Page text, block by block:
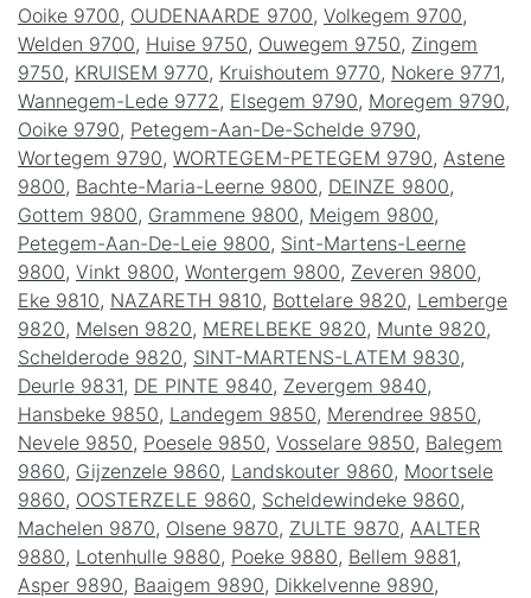
Ooike 9700, OUDENAARDE 9700, Volkegem 9700,
Welden 9700, Huise 9750, Ouwegem 9750, Zingem
9750, KRUISEM 9770, Kruishoutem 9770, Nokere 9771,
Wannegem-Lede 9772 , Elsegem 9790, Moregem 9790,
Ooike 9790, Petegem-Aan-De-Schelde 9790,
Wortegem 9790, WORTEGEM-PETEGEM 9790, Astene
9800, Bachte-Maria-Leerne 9800, DEINZE 9800,
Gottem 9800, Grammene 9800, Meigem 9800,
Petegem-Aan-De-Leie 9800, Sint-Martens-Leerne
9800, Vinkt 9800, Wontergem 9800, Zeveren 9800,
Eke 9810, NAZARETH 9810, Bottelare 9820, Lemberge
9820, Melsen 9820, MERELBEKE 9820, Munte 9820,
Schelderode 9820, SINT-MARTENS-LATEM 9830,
Deurle 9831, DE PINTE 9840, Zevergem 9840,
Hansbeke 9850, Landegem 9850, Merendree 9850,
Nevele 9850, Poesele 9850, Vosselare 9850, Balegem
9860, Gijzenzele 9860, Landskouter 9860, Moortsele
9860, OOSTERZELE 9860, Scheldewindeke 9860,
Machelen 9870, Olsene 9870, ZULTE 9870, AALTER
9880, Lotenhulle 9880, Poeke 9880, Bellem 9881,
Asper 9890, Baaigem 9890, Dikkelvenne 9890,